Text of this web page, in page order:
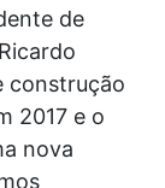
de
construção
2017 e o
nova